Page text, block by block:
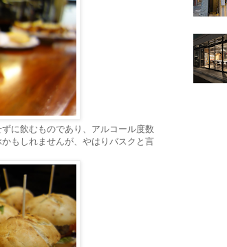
に飲むものであり、アルコール度数
もしれませんが、やはりバスクと言